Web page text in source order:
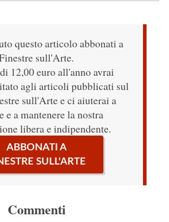
questo articolo abbonati a
sull'Arte.
12,00 euro all'anno avrai
agli articoli pubblicati sul
sull'Arte e ci aiuterai a
e a mantenere la nostra
libera e indipendente.
ABBONATI A
SULL'ARTE
Commenti